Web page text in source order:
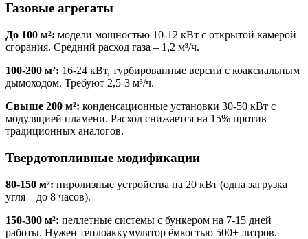
Газовые агрегаты
До 100 м²: модели мощностью 10-12 кВт с открытой камерой
сгорания. Средний расход газа – 1,2 м³/ч.
100-200 м²: 16-24 кВт, турбированные версии с коаксиальным
дымоходом. Требуют 2,5-3 м³/ч.
Свыше 200 м²: конденсационные установки 30-50 кВт с
модуляцией пламени. Расход снижается на 15% против
традиционных аналогов.
Твердотопливные модификации
80-150 м²: пиролизные устройства на 20 кВт (одна загрузка
угля – до 8 часов).
150-300 м²: пеллетные системы с бункером на 7-15 дней
работы. Нужен теплоаккумулятор ёмкостью 500+ литров.